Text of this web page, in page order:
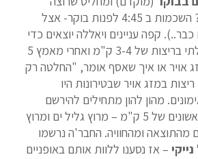
לרוץ. מה זה אומר ? השכמות ב 4:45 לפנות בוקר- אצל
קפה עניינים ויאללה יוצאים כדי
לא לאחר. אז התחלתי בריצות של 3-4 ק"מ ואחרי מאמץ 5
אויר או איך שאסף אומר, "החלטה רק
במזג אויר שבטירונות היו
מהון להון מתחילים להירשם
למרוצים: מרוצים ראשונים של 5 ק"מ – מרוץ גליל ים ומרוץ
מהתוצאה ומהחוויה. החבר'ה נרשמו
– אז נסענו ללוות אותם באופניים